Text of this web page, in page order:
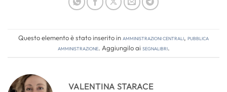
Questo elemento è stato inserito in Amministrazioni Centrali, Pubblica
amministrazione. Aggiungilo ai segnalibri.
VALENTINA STARACE